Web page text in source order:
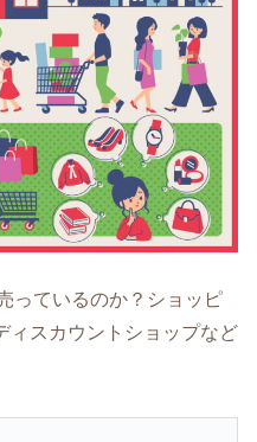
っているのか？ショッピ
ィスカウントショップなど